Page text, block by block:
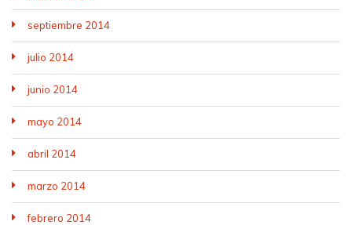
septiembre 2014
julio 2014
junio 2014
mayo 2014
abril 2014
marzo 2014
febrero 2014